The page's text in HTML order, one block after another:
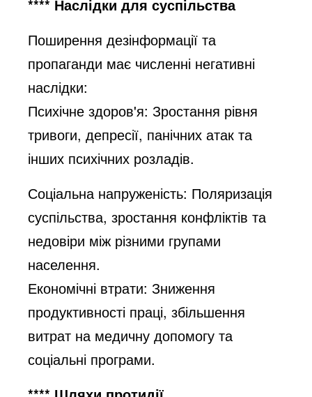
**** Наслідки для суспільства
Поширення дезінформації та
пропаганди має численні негативні
наслідки:
Психічне здоров'я: Зростання рівня
тривоги, депресії, панічних атак та
інших психічних розладів.
Соціальна напруженість: Поляризація
суспільства, зростання конфліктів та
недовіри між різними групами
населення.
Економічні втрати: Зниження
продуктивності праці, збільшення
витрат на медичну допомогу та
соціальні програми.